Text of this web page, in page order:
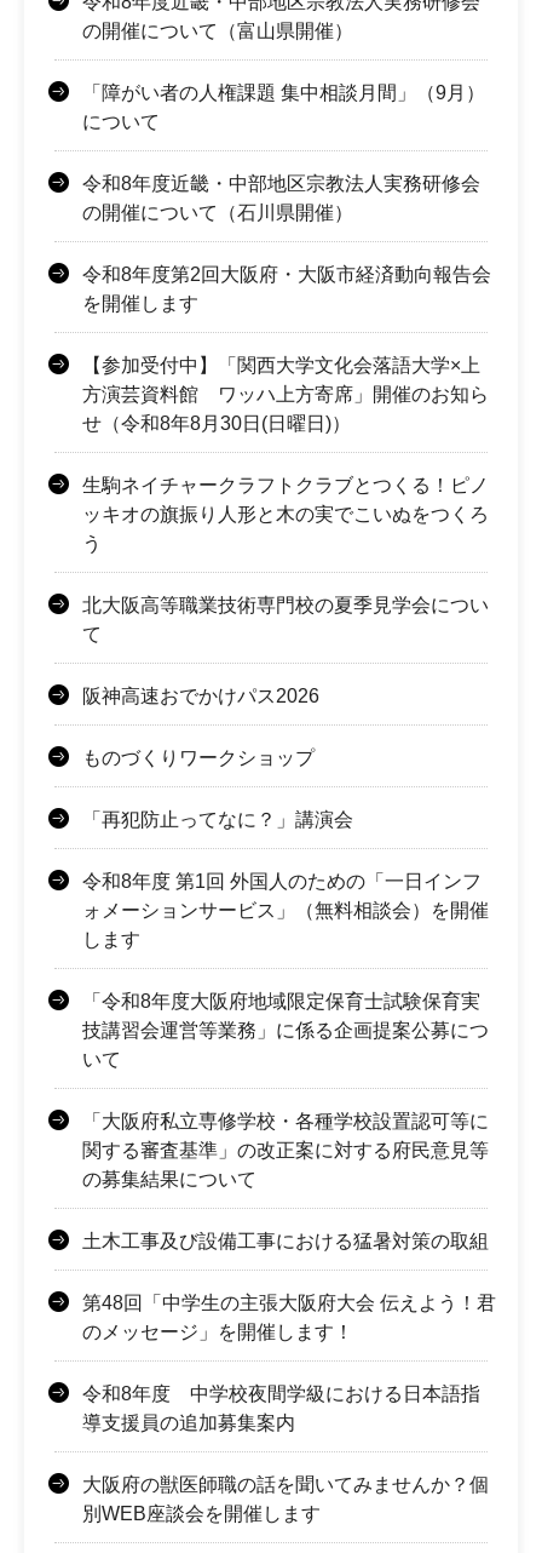
の開催について（富山県開催）
「障がい者の人権課題 集中相談月間」（9月）
について
令和8年度近畿・中部地区宗教法人実務研修会
の開催について（石川県開催）
令和8年度第2回大阪府・大阪市経済動向報告会
を開催します
【参加受付中】「関西大学文化会落語大学×上
方演芸資料館 ワッハ上方寄席」開催のお知ら
せ（令和8年8月30日(日曜日)）
生駒ネイチャークラフトクラブとつくる！ピノ
ッキオの旗振り人形と木の実でこいぬをつくろ
う
北大阪高等職業技術専門校の夏季見学会につい
て
阪神高速おでかけパス2026
ものづくりワークショップ
「再犯防止ってなに？」講演会
令和8年度 第1回 外国人のための「一日インフ
ォメーションサービス」（無料相談会）を開催
します
「令和8年度大阪府地域限定保育士試験保育実
技講習会運営等業務」に係る企画提案公募につ
いて
「大阪府私立専修学校・各種学校設置認可等に
関する審査基準」の改正案に対する府民意見等
の募集結果について
土木工事及び設備工事における猛暑対策の取組
第48回「中学生の主張大阪府大会 伝えよう！君
のメッセージ」を開催します！
令和8年度 中学校夜間学級における日本語指
導支援員の追加募集案内
大阪府の獣医師職の話を聞いてみませんか？個
別WEB座談会を開催します